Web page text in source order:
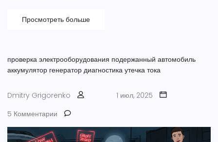
Просмотреть больше
проверка электрооборудования подержанный автомобиль
аккумулятор генератор диагностика утечка тока
Dmitry Grigorenko
1 июл, 2025
5 Комментарии